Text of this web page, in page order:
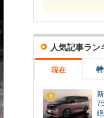
人気記事ラン
現在
1